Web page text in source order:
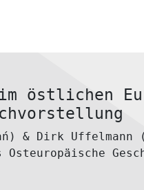
östlichen
& Dirk Uffelmann